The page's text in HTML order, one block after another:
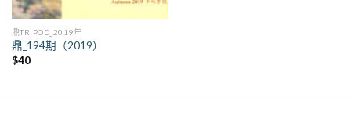
鼎TRIPOD_2019年
鼎_194期（2019）
$40